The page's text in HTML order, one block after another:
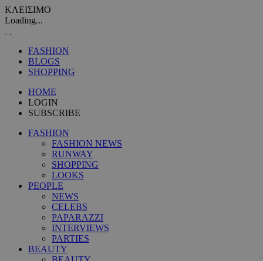
ΚΛΕΙΣΙΜΟ
Loading...
FASHION
BLOGS
SHOPPING
HOME
LOGIN
SUBSCRIBE
FASHION
FASHION NEWS
RUNWAY
SHOPPING
LOOKS
PEOPLE
NEWS
CELEBS
PAPARAZZI
INTERVIEWS
PARTIES
BEAUTY